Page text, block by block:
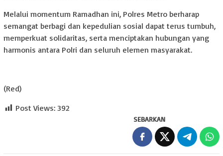
Melalui momentum Ramadhan ini, Polres Metro berharap
semangat berbagi dan kepedulian sosial dapat terus tumbuh,
memperkuat solidaritas, serta menciptakan hubungan yang
harmonis antara Polri dan seluruh elemen masyarakat.
(Red)
Post Views: 392
SEBARKAN